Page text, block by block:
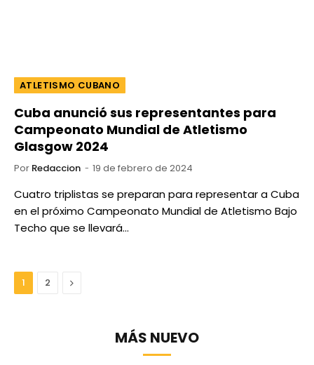
ATLETISMO CUBANO
Cuba anunció sus representantes para
Campeonato Mundial de Atletismo
Glasgow 2024
Por Redaccion 19 de febrero de 2024
Cuatro triplistas se preparan para representar a Cuba
en el próximo Campeonato Mundial de Atletismo Bajo
Techo que se llevará…
1 2 Next
MÁS NUEVO